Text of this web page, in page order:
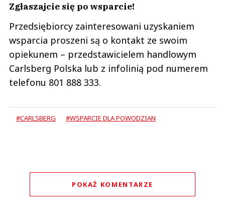
Zgłaszajcie się po wsparcie!
Przedsiębiorcy zainteresowani uzyskaniem
wsparcia proszeni są o kontakt ze swoim
opiekunem – przedstawicielem handlowym
Carlsberg Polska lub z infolinią pod numerem
telefonu 801 888 333.
#CARLSBERG #WSPARCIE DLA POWODZIAN
POKAŻ KOMENTARZE